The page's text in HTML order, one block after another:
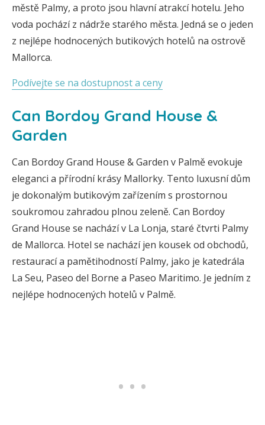
městě Palmy, a proto jsou hlavní atrakcí hotelu. Jeho
voda pochází z nádrže starého města. Jedná se o jeden
z nejlépe hodnocených butikových hotelů na ostrově
Mallorca.
Podívejte se na dostupnost a ceny
Can Bordoy Grand House &
Garden
Can Bordoy Grand House & Garden v Palmě evokuje
eleganci a přírodní krásy Mallorky. Tento luxusní dům
je dokonalým butikovým zařízením s prostornou
soukromou zahradou plnou zeleně. Can Bordoy
Grand House se nachází v La Lonja, staré čtvrti Palmy
de Mallorca. Hotel se nachází jen kousek od obchodů,
restaurací a pamětihodností Palmy, jako je katedrála
La Seu, Paseo del Borne a Paseo Maritimo. Je jedním z
nejlépe hodnocených hotelů v Palmě.